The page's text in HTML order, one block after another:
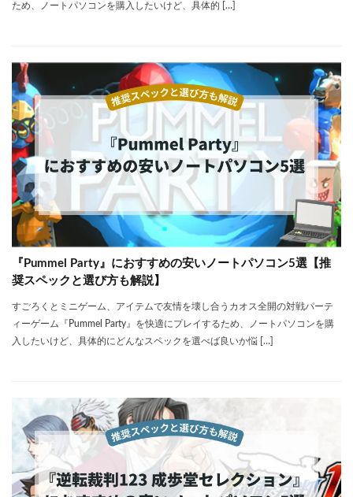
ため、ノートパソコンを購入したいけど、具体的 […]
『Pummel Party』におすすめの安いノートパソコン5選【推
奨スペックと選び方も解説】
すごろくとミニゲーム、アイテムで友情を壊し合うカオス全開の対戦パーテ
ィーゲーム『Pummel Party』を快適にプレイするため、ノートパソコンを購
入したいけど、具体的にどんなスペックを選べば良いか悩 […]